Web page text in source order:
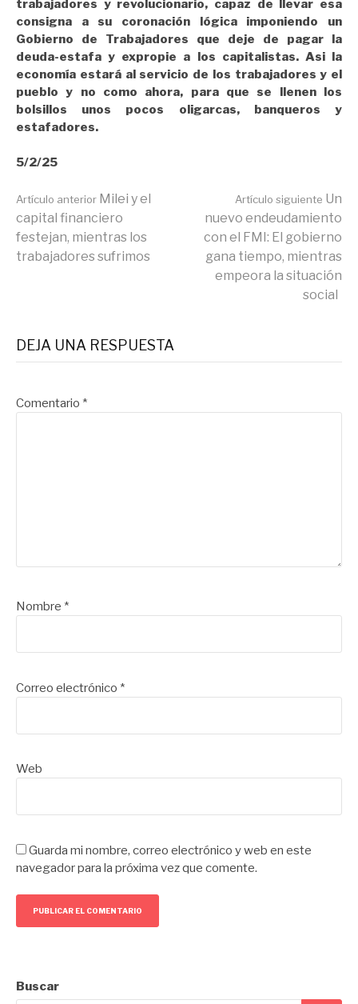
trabajadores y revolucionario, capaz de llevar esa
consigna a su coronación lógica imponiendo un
Gobierno de Trabajadores que deje de pagar la
deuda-estafa y expropie a los capitalistas. Asi la
economía estará al servicio de los trabajadores y el
pueblo y no como ahora, para que se llenen los
bolsillos unos pocos oligarcas, banqueros y
estafadores.
5/2/25
Seguir
leyendo
Artículo anterior Milei y el
capital financiero
festejan, mientras los
trabajadores sufrimos
Artículo siguiente Un
nuevo endeudamiento
con el FMI: El gobierno
gana tiempo, mientras
empeora la situación
social
DEJA UNA RESPUESTA
Comentario *
Nombre *
Correo electrónico *
Web
Guarda mi nombre, correo electrónico y web en este
navegador para la próxima vez que comente.
Buscar